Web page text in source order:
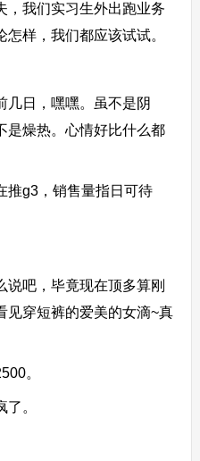
，我们实习生外出跑业务
样，我们都应该试试。
日，嘿嘿。虽不是阴
是燥热。心情好比什么都
g3，销售量指日可待
吧，毕竟现在顶多算刚
见穿短裤的爱美的女滴~真
。
。